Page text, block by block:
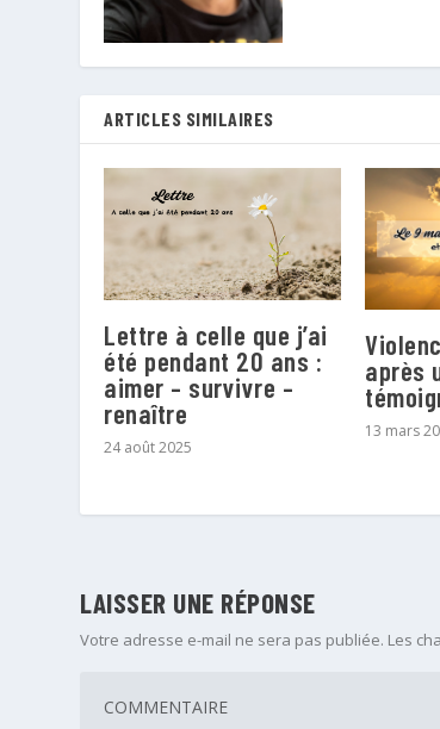
ARTICLES SIMILAIRES
Lettre à celle que j’ai
été pendant 20 ans :
aimer – survivre –
renaître
24 août 2025
après
13 mars
LAISSER UNE RÉPONSE
Votre adresse e-mail ne sera pas publiée. Les